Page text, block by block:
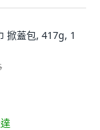
掀蓋包, 417g, 1